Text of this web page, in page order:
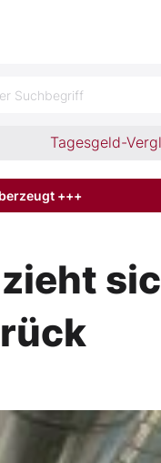
Suchbegriff
Tagesgeld-
+++